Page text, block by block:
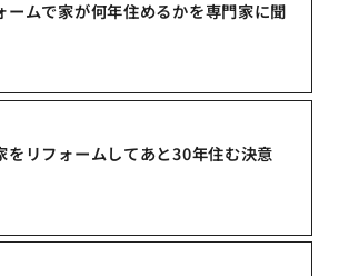
ームで家が何年住めるかを専門家に聞
をリフォームしてあと30年住む決意